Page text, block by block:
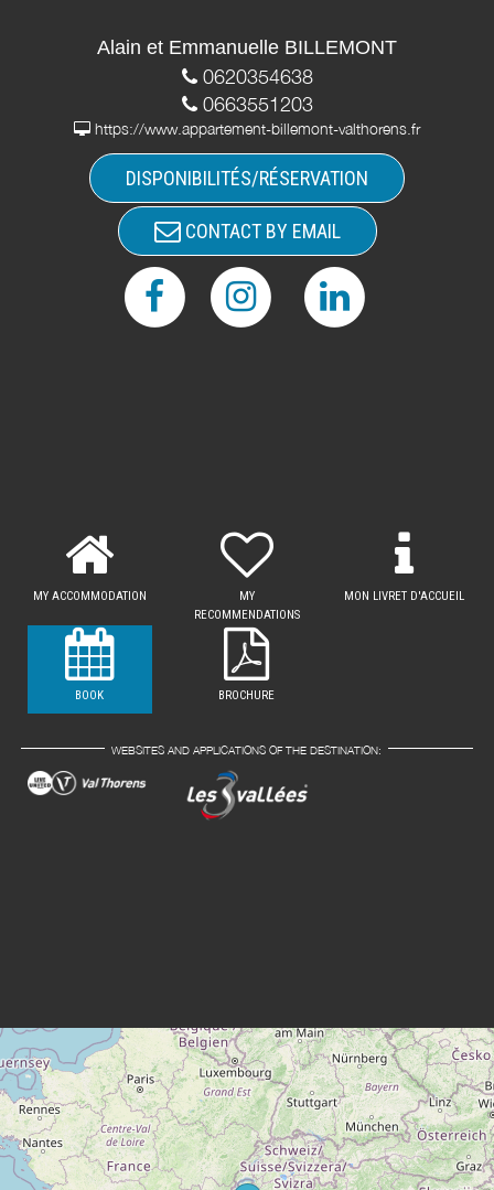
Alain et Emmanuelle BILLEMONT
0620354638
0663551203
https://www.appartement-billemont-valthorens.fr
DISPONIBILITÉS/RÉSERVATION
CONTACT BY EMAIL
MY ACCOMMODATION
MY
RECOMMENDATIONS
MON LIVRET D'ACCUEIL
BOOK BROCHURE
WEBSITES AND APPLICATIONS OF THE DESTINATION: